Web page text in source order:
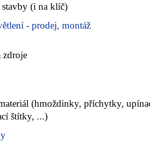
(i na klíč)
- prodej, montáž
zdroje
(hmoždinky, příchytky,
štítky, ...)